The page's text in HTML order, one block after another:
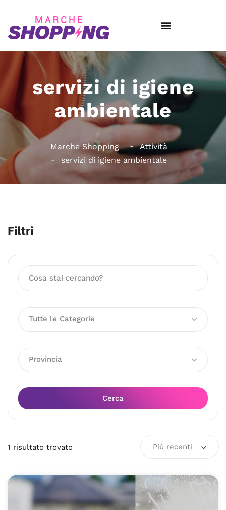
servizi di igiene
ambientale
Marche Shopping
Attività
servizi di igiene ambientale
Filtri
Tutte le Categorie
Provincia
Cerca
1 risultato trovato Più recenti